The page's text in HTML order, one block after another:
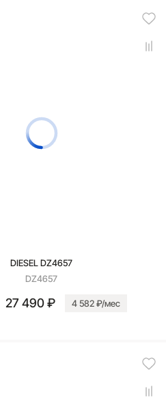
DIESEL DZ4657
DZ4657
27 490 ₽ 4 582 ₽/мес